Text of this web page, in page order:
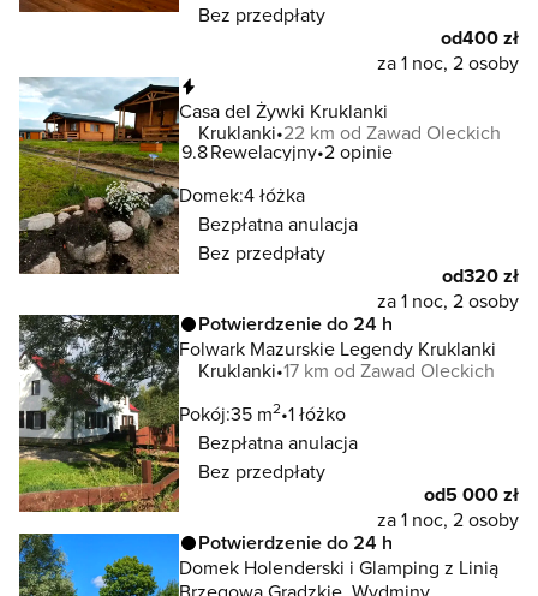
Bez przedpłaty
od400 zł
za 1 noc, 2 osoby
Casa del Żywki Kruklanki
Kruklanki 22 km od Zawad Oleckich
9.8Rewelacyjny 2 opinie
Domek:4 łóżka
Bezpłatna anulacja
Bez przedpłaty
od320 zł
za 1 noc, 2 osoby
Potwierdzenie do 24 h
Folwark Mazurskie Legendy Kruklanki
Kruklanki 17 km od Zawad Oleckich
Pokój:35 m2 1 łóżko
Bezpłatna anulacja
Bez przedpłaty
od5 000 zł
za 1 noc, 2 osoby
Potwierdzenie do 24 h
Domek Holenderski i Glamping z Linią